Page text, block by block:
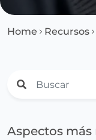
Home Recursos
Aspectos